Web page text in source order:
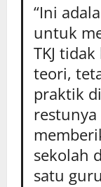
“Ini
untuk
TKJ
teori,
praktik
restunya
sekolah
satu